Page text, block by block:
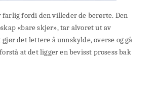
farlig fordi den villeder de berørte. Den
«bare skjer», tar alvoret ut av
det lettere å unnskylde, overse og gå
at det ligger en bevisst prosess bak